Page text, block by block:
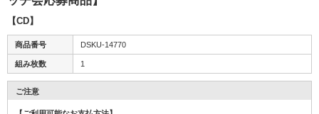
【CD】
商品番号 DSKU-14770
組み枚数 1
ご注意